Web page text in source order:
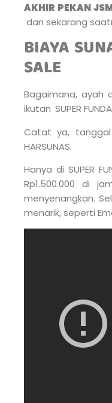
AKHIR PEKAN
dan sekarang
BIAYA
SALE
Bagaimana, ayah
ikutan SUPER
Catat ya, tanggal
HARSUNAS.
Hanya di SUPER
Rp1.500.000 di
menyenangkan.
menarik, seperti